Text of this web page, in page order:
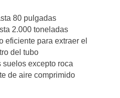
80 pulgadas
2.000 toneladas
eficiente para extraer el
del tubo
excepto roca
de aire comprimido